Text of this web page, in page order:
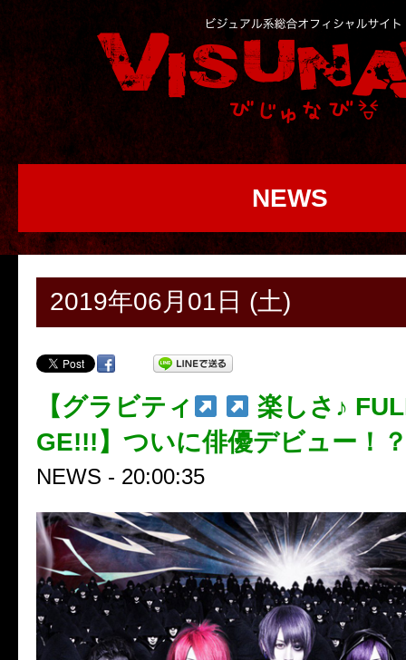
NEWS
2019年06月01日 (土)
【グラビティ
楽しさ♪
GE!!!】ついに俳優デビュー！
NEWS - 20:00:35